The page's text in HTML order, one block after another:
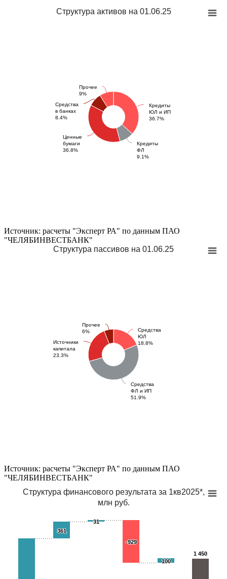
Структура активов на 01.06.25
Кредиты
ЮЛ и ИП
36.7%
Кредиты
ФЛ
9.1%
Ценные
бумаги
36.8%
Средства
в банках
8.4%
Прочее
9%
Источник: расчеты "Эксперт РА" по данным ПАО
"ЧЕЛЯБИНВЕСТБАНК"
Структура пассивов на 01.06.25
Средства
ЮЛ
18.8%
Средства
ФЛ и ИП
51.9%
Источники
капитала
23.3%
Прочее
6%
Источник: расчеты "Эксперт РА" по данным ПАО
"ЧЕЛЯБИНВЕСТБАНК"
Структура финансового результата за 1кв2025*,
млн руб.
361
361
31
31
-929
-929
100
100
1 450
1 450